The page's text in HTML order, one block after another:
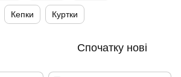
Кепки Куртки
Спочатку нові